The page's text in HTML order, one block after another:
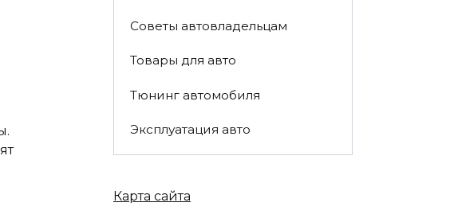
Советы автовладельцам
Товары для авто
Тюнинг автомобиля
Эксплуатация авто
Карта сайта